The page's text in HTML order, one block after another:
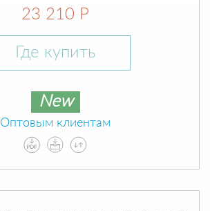
23 210 Р
Где купить
New
Оптовым клиентам